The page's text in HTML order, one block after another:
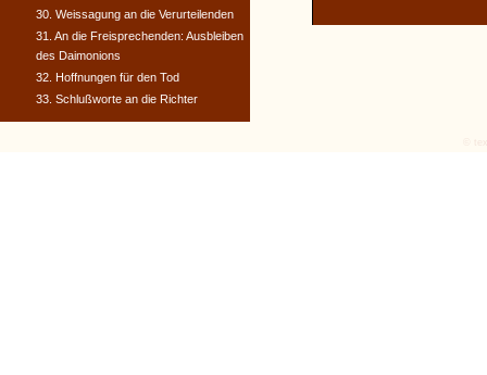
30. Weissagung an die Verurteilenden
31. An die Freisprechenden: Ausbleiben
des Daimonions
32. Hoffnungen für den Tod
33. Schlußworte an die Richter